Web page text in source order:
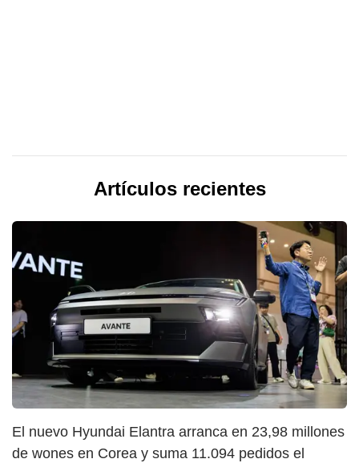
Artículos recientes
El nuevo Hyundai Elantra arranca en 23,98 millones
de wones en Corea y suma 11.094 pedidos el